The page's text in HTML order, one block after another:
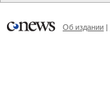
Об издании |